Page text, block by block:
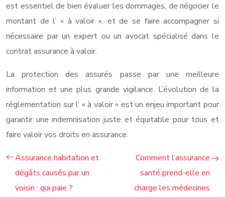
est essentiel de bien évaluer les dommages, de négocier le
montant de l’ « à valoir », et de se faire accompagner si
nécessaire par un expert ou un avocat spécialisé dans le
contrat assurance à valoir.
La protection des assurés passe par une meilleure
information et une plus grande vigilance. L’évolution de la
réglementation sur l’ « à valoir » est un enjeu important pour
garantir une indemnisation juste et équitable pour tous et
faire valoir vos droits en assurance.
Assurance habitation et
dégâts causés par un
voisin : qui paie ?
Comment l’assurance
santé prend-elle en
charge les médecines